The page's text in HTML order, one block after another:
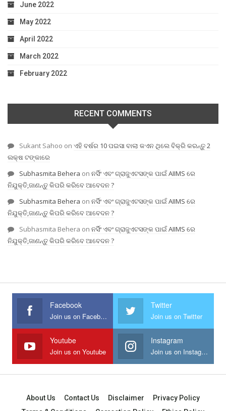
June 2022
May 2022
April 2022
March 2022
February 2022
RECENT COMMENTS
Sukant Sahoo on ଏହି ବର୍ଷର 10 ପଇସା ବାଲା କଏନ ଥିଲେ ବିକ୍ରି କରନ୍ତୁ 2
ଲକ୍ଷ ଟଙ୍କାରେ
Subhasmita Behera on ନର୍ସିଂ ଏବଂ ଗ୍ରାଜୁଏଟସଙ୍କ ପାଇଁ AIIMS ରେ
ନିଯୁକ୍ତି,ଜାଣନ୍ତୁ କିପରି କରିବେ ଆବେଦନ ?
Subhasmita Behera on ନର୍ସିଂ ଏବଂ ଗ୍ରାଜୁଏଟସଙ୍କ ପାଇଁ AIIMS ରେ
ନିଯୁକ୍ତି,ଜାଣନ୍ତୁ କିପରି କରିବେ ଆବେଦନ ?
Subhasmita Behera on ନର୍ସିଂ ଏବଂ ଗ୍ରାଜୁଏଟସଙ୍କ ପାଇଁ AIIMS ରେ
ନିଯୁକ୍ତି,ଜାଣନ୍ତୁ କିପରି କରିବେ ଆବେଦନ ?
Facebook
Join us on Facebook
Twitter
Join us on Twitter
Youtube
Join us on Youtube
Instagram
Join us on Instagram
About Us Contact Us Disclaimer
Privacy Policy